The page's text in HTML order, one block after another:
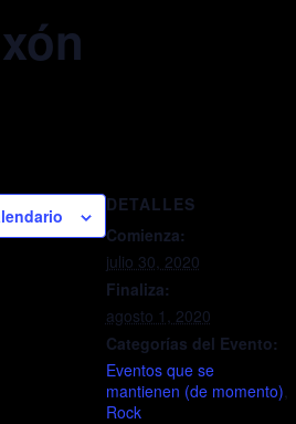
DETALLES
Comienza:
julio 30, 2020
Finaliza:
agosto 1, 2020
Categorías del Evento:
Eventos que se
mantienen (de momento),
Rock